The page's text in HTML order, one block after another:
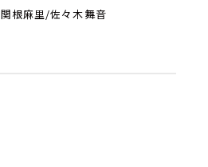
関根麻里/佐々木舞音